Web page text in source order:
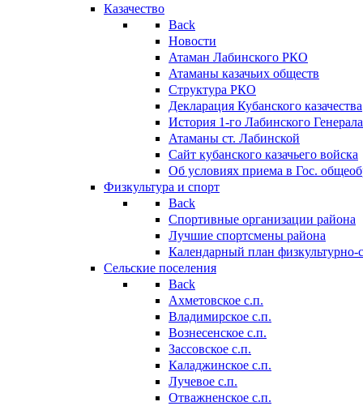
Казачество
Back
Новости
Атаман Лабинского РКО
Атаманы казачьих обществ
Структура РКО
Декларация Кубанского казачества
История 1-го Лабинского
Атаманы ст. Лабинской
Cайт кубанского казачьего войска
Об условиях приема в Гос.
Физкультура и спорт
Back
Спортивные организации района
Лучшие спортсмены района
Календарный план
Сельские поселения
Back
Ахметовское с.п.
Владимирское с.п.
Вознесенское с.п.
Зассовское с.п.
Каладжинское с.п.
Лучевое с.п.
Отважненское с.п.